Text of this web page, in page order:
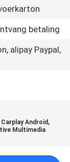
betaling
alipay Paypal,
Android ,
Multimedia